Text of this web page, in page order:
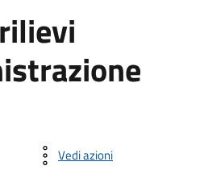
Vedi azioni